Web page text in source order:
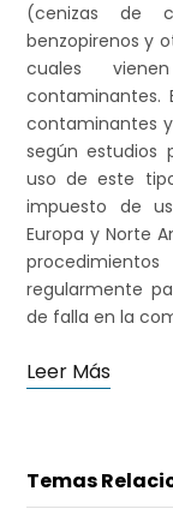
(cenizas de
benzopirenos y
cuales
contaminantes.
contaminantes
según estudios
uso de este
impuesto de
Europa y Norte
regularmente
de falla en la
Leer Más
Temas